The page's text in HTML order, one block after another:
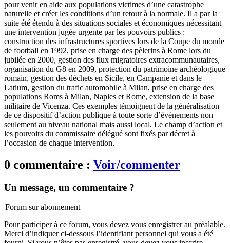
pour venir en aide aux populations victimes d’une catastrophe
naturelle et créer les conditions d’un retour à la normale. Il a par la
suite été étendu à des situations sociales et économiques nécessitant
une intervention jugée urgente par les pouvoirs publics :
construction des infrastructures sportives lors de la Coupe du monde
de football en 1992, prise en charge des pèlerins à Rome lors du
jubilée en 2000, gestion des flux migratoires extracommunautaires,
organisation du G8 en 2009, protection du patrimoine archéologique
romain, gestion des déchets en Sicile, en Campanie et dans le
Latium, gestion du trafic automobile à Milan, prise en charge des
populations Roms à Milan, Naples et Rome, extension de la base
militaire de Vicenza. Ces exemples témoignent de la généralisation
de ce dispositif d’action publique à toute sorte d’évènements non
seulement au niveau national mais aussi local. Le champ d’action et
les pouvoirs du commissaire délégué sont fixés par décret à
l’occasion de chaque intervention.
0 commentaire : Voir/commenter
Un message, un commentaire ?
Forum sur abonnement
Pour participer à ce forum, vous devez vous enregistrer au préalable.
Merci d’indiquer ci-dessous l’identifiant personnel qui vous a été